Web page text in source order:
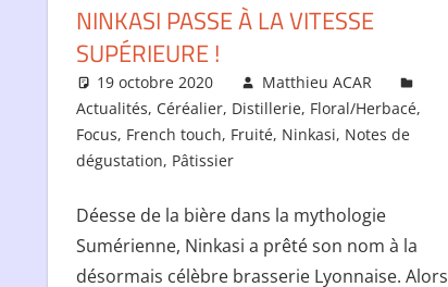
NINKASI PASSE À LA VITESSE
SUPÉRIEURE !
19 octobre 2020
Matthieu ACAR
Actualités, Céréalier, Distillerie, Floral/Herbacé,
Focus, French touch, Fruité, Ninkasi, Notes de
dégustation, Pâtissier
Déesse de la bière dans la mythologie
Sumérienne, Ninkasi a prêté son nom à la
désormais célèbre brasserie Lyonnaise. Alors